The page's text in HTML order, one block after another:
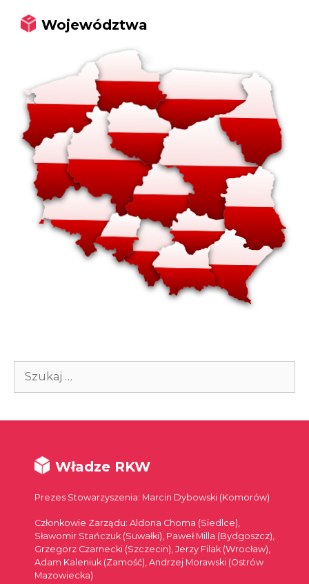
Województwa
Szukaj:
Władze RKW
Prezes Stowarzyszenia: Marcin Dybowski (Komorów)
Członkowie Zarządu: Aldona Choma (Siedlce),
Sławomir Stańczuk (Suwałki), Paweł Milla (Bydgoszcz),
Grzegorz Czarnecki (Szczecin), Jerzy Filak (Wrocław),
Adam Kaleniuk (Zamość), Andrzej Morawski (Ostrów
Mazowiecka)